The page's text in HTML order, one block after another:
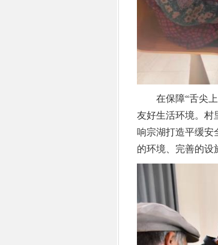
在保障“舌尖上
友好生活环境。村
响宗湖打造平缓安
的环境、完善的设